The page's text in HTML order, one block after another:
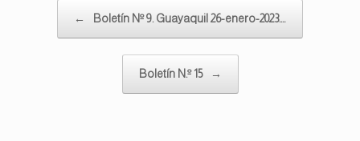
← Boletín Nº 9. Guayaquil 26-enero-2023.…
Boletín N.º 15 →